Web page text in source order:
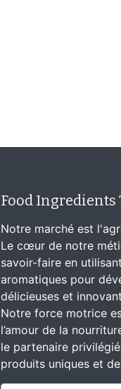
Food
Notre marché est
Le cœur de notre
savoir-faire en
aromatiques pour
délicieuses et
Notre force motrice
l’amour de la
le partenaire
produits uniques et